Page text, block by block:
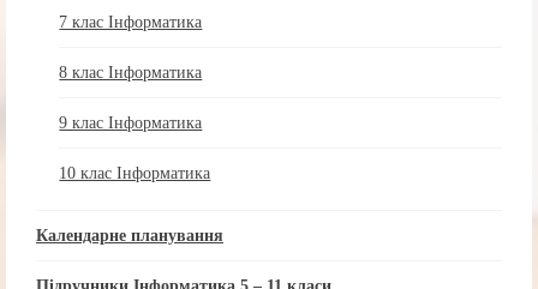
7 клас Інформатика
8 клас Інформатика
9 клас Інформатика
10 клас Інформатика
Календарне планування